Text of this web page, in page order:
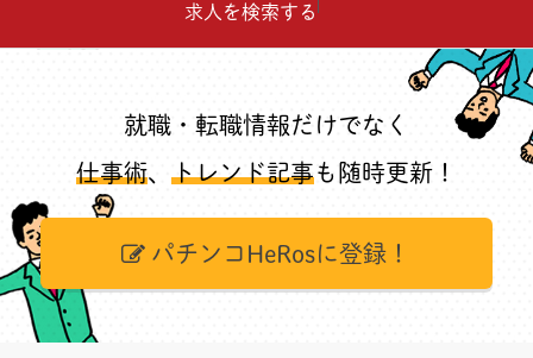
求人を検索する
就職・転職情報だけでなく
仕事術、 トレンド記事も随時更新！
パチンコHeRosに登録！